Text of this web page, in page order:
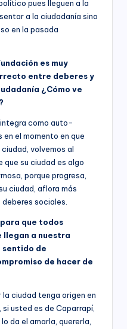
pues lleguen a la
a la ciudadanía sino
en la pasada
es muy
entre deberes y
¿Cómo ve
como auto-
el momento en que
volvemos al
que su ciudad es algo
porque progresa,
ciudad, aflora más
sociales.
para que todos
a nuestra
sentido de
de hacer de
la ciudad tenga origen en
usted es de Caparrapí,
da el amarla, quererla,